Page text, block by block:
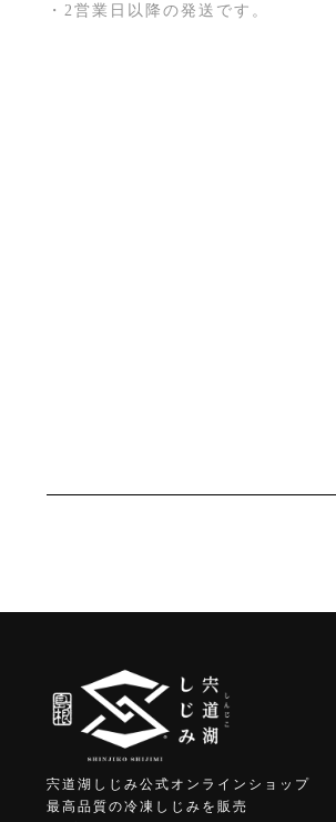
・2営業日以降の発送です。
宍道湖しじみ公式オンラインショップ
最高品質の冷凍しじみを販売